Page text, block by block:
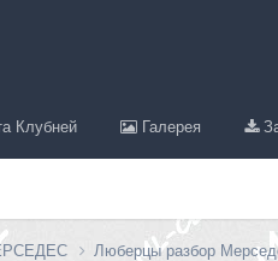
Клубней Галерея
Люберцы разбор